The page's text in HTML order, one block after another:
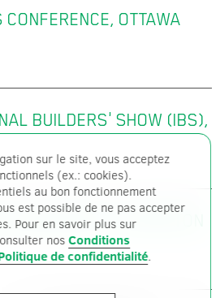
OTTAWA
BUILDERS' SHOW (IBS),
EDMONTON
sur le site, vous acceptez
(ex.: cookies).
au bon fonctionnement
est possible de ne pas accepter
Pour en savoir plus sur
nosConditions
de confidentialité.